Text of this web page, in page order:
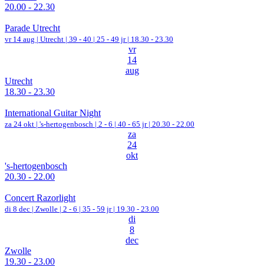
20.00 - 22.30
Parade Utrecht
vr 14 aug | Utrecht | 39 - 40 | 25 - 49 jr | 18.30 - 23.30
vr
14
aug
Utrecht
18.30 - 23.30
International Guitar Night
za 24 okt | 's-hertogenbosch | 2 - 6 | 40 - 65 jr | 20.30 - 22.00
za
24
okt
's-hertogenbosch
20.30 - 22.00
Concert Razorlight
di 8 dec | Zwolle | 2 - 6 | 35 - 59 jr | 19.30 - 23.00
di
8
dec
Zwolle
19.30 - 23.00